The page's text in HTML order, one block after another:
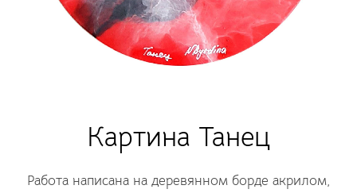
Картина Танец
Работа написана на деревянном борде акрилом,